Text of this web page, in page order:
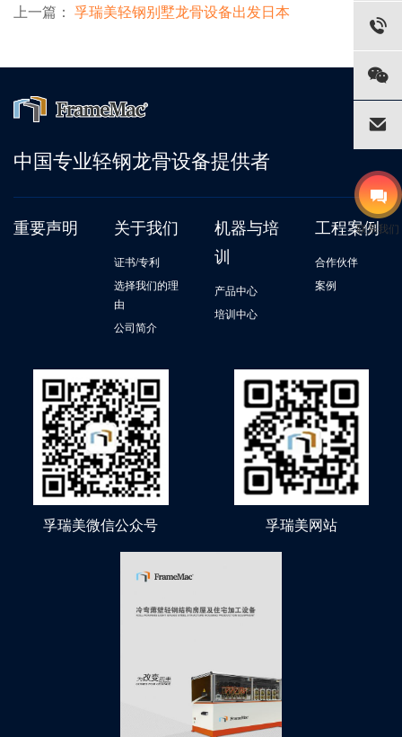
上一篇： 孚瑞美轻钢别墅龙骨设备出发日本
中国专业轻钢龙骨设备提供者
重要声明 关于我们
证书/专利
选择我们的理
由
公司简介
机器与培
训
产品中心
培训中心
工程案例
合作伙伴
案例
孚瑞美微信公众号 孚瑞美网站
联系我们